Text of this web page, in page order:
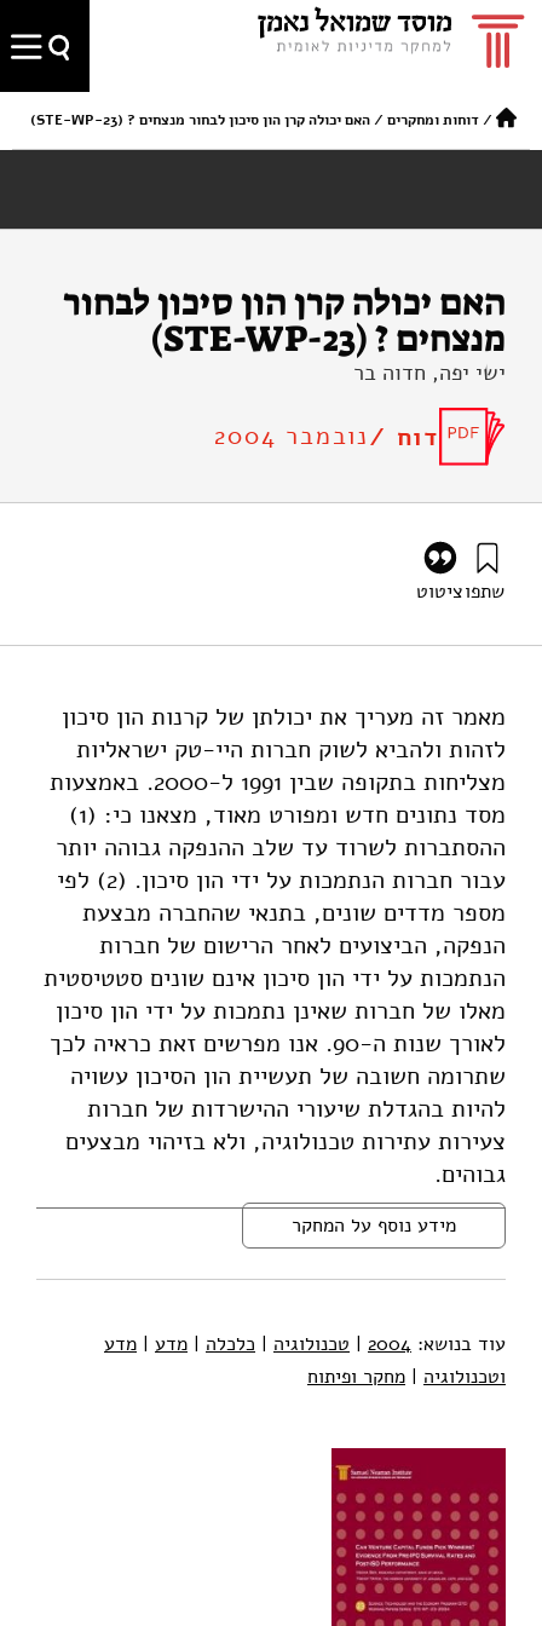
/דוחות ומחקרים /האם יכולה קרן הון סיכון לבחור מנצחים ? (STE-WP-23)
האם יכולה קרן הון סיכון לבחור
מנצחים ? (STE-WP-23)
ישי יפה, חדוה בר
דוח /נובמבר 2004
שתפוציטוט
מאמר זה מעריך את יכולתן של קרנות הון סיכון
לזהות ולהביא לשוק חברות היי-טק ישראליות
מצליחות בתקופה שבין 1991 ל-2000. באמצעות
מסד נתונים חדש ומפורט מאוד, מצאנו כי: (1)
ההסתברות לשרוד עד שלב ההנפקה גבוהה יותר
עבור חברות הנתמכות על ידי הון סיכון. (2) לפי
מספר מדדים שונים, בתנאי שהחברה מבצעת
הנפקה, הביצועים לאחר הרישום של חברות
הנתמכות על ידי הון סיכון אינם שונים סטטיסטית
מאלו של חברות שאינן נתמכות על ידי הון סיכון
לאורך שנות ה-90. אנו מפרשים זאת כראיה לכך
שתרומה חשובה של תעשיית הון הסיכון עשויה
להיות בהגדלת שיעורי ההישרדות של חברות
צעירות עתירות טכנולוגיה, ולא בזיהוי מבצעים
גבוהים.
מידע נוסף על המחקר
עוד בנושא: 2004
| טכנולוגיה | כלכלה | מדע | מדע
וטכנולוגיה | מחקר ופיתוח